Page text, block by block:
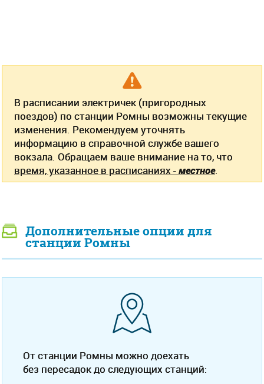
В расписании электричек (пригородных
поездов) по станции Ромны возможны текущие
изменения. Рекомендуем уточнять
информацию в справочной службе вашего
вокзала. Обращаем ваше внимание на то, что
время, указанное в расписаниях -местное.
Дополнительные опции для
станции Ромны
От станции Ромны можно доехать
без пересадок до следующих станций: